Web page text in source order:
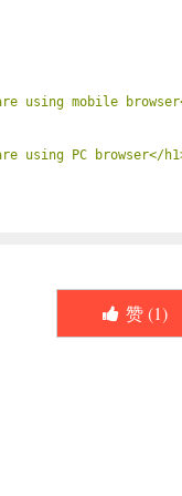
using mobile
using PC browser</
赞 (1)